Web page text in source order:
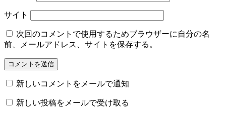
サイト
次回のコメントで使用するためブラウザーに自分の名
前、メールアドレス、サイトを保存する。
新しいコメントをメールで通知
新しい投稿をメールで受け取る